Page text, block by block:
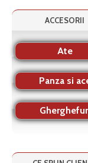
ACCESORII
Ate
Panza si